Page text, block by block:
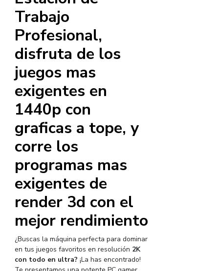
Trabajo
Profesional,
disfruta de los
juegos mas
exigentes en
1440p con
graficas a tope, y
corre los
programas mas
exigentes de
render 3d con el
mejor rendimiento
¿Buscas la máquina perfecta para dominar
en tus juegos favoritos en resolución 2K
con todo en ultra? ¡La has encontrado!